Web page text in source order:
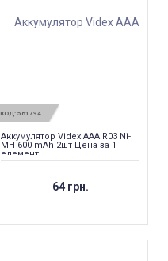
КОД: 561794
Аккумулятор Videx AAA R03 Ni-
MH 600 mAh 2шт Цена за 1
елемент
64 грн.